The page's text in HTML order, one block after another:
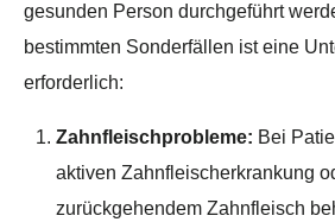
gesunden Person durchgeführt
bestimmten Sonderfällen ist eine
erforderlich:
Zahnfleischprobleme: Bei
aktiven Zahnfleischerkrankung
zurückgehendem Zahnfleisch